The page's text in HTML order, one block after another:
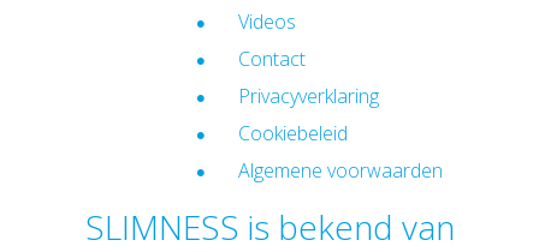
Videos
Contact
Privacyverklaring
Cookiebeleid
Algemene voorwaarden
SLIMNESS is bekend van